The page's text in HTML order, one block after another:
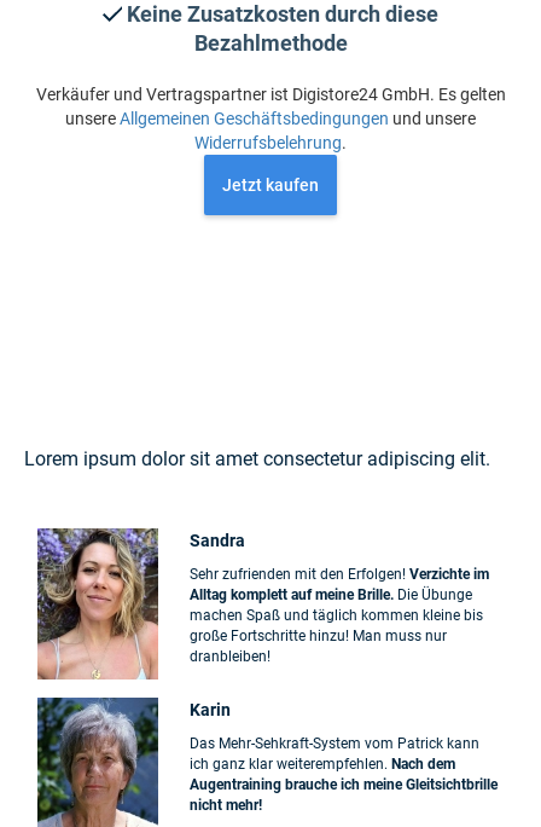
Keine Zusatzkosten durch diese
Bezahlmethode
Verkäufer und Vertragspartner ist Digistore24 GmbH. Es gelten
unsereAllgemeinen Geschäftsbedingungen und unsere
Widerrufsbelehrung.
Jetzt kaufen
Lorem ipsum dolor sit amet consectetur adipiscing elit.
Sandra
Sehr zufrienden mit den Erfolgen!Verzichte im
Alltag komplett auf meine Brille. Die Übunge
machen Spaß und täglich kommen kleine bis
große Fortschritte hinzu! Man muss nur
dranbleiben!
Karin
Das Mehr-Sehkraft-System vom Patrick kann
ich ganz klar weiterempfehlen.Nach dem
Augentraining brauche ich meine Gleitsichtbrille
nicht mehr!